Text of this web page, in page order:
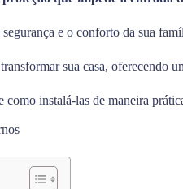
e o conforto da sua
sua casa, oferecendo
como instalá-las de maneira